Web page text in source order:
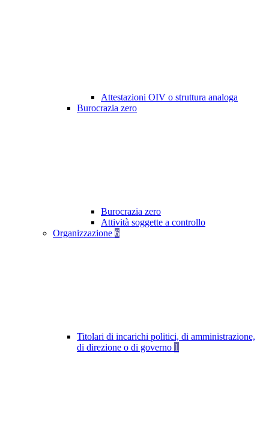
Attestazioni OIV o struttura analoga
Burocrazia zero
Burocrazia zero
Attività soggette a controllo
Organizzazione 6
Titolari di incarichi politici, di amministrazione,
di direzione o di governo 1